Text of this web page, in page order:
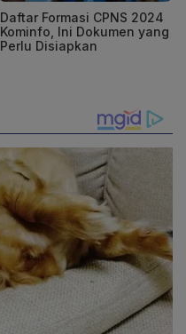
Daftar Formasi CPNS 2024
Kominfo, Ini Dokumen yang
Perlu Disiapkan